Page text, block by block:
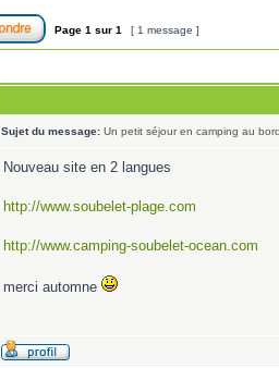
Page 1 sur 1 [ 1 message ]
Sujet du message: Un petit séjour en camping au
Nouveau site en 2 langues
http://www.soubelet-plage.com
http://www.camping-soubelet-ocean.com
merci automne